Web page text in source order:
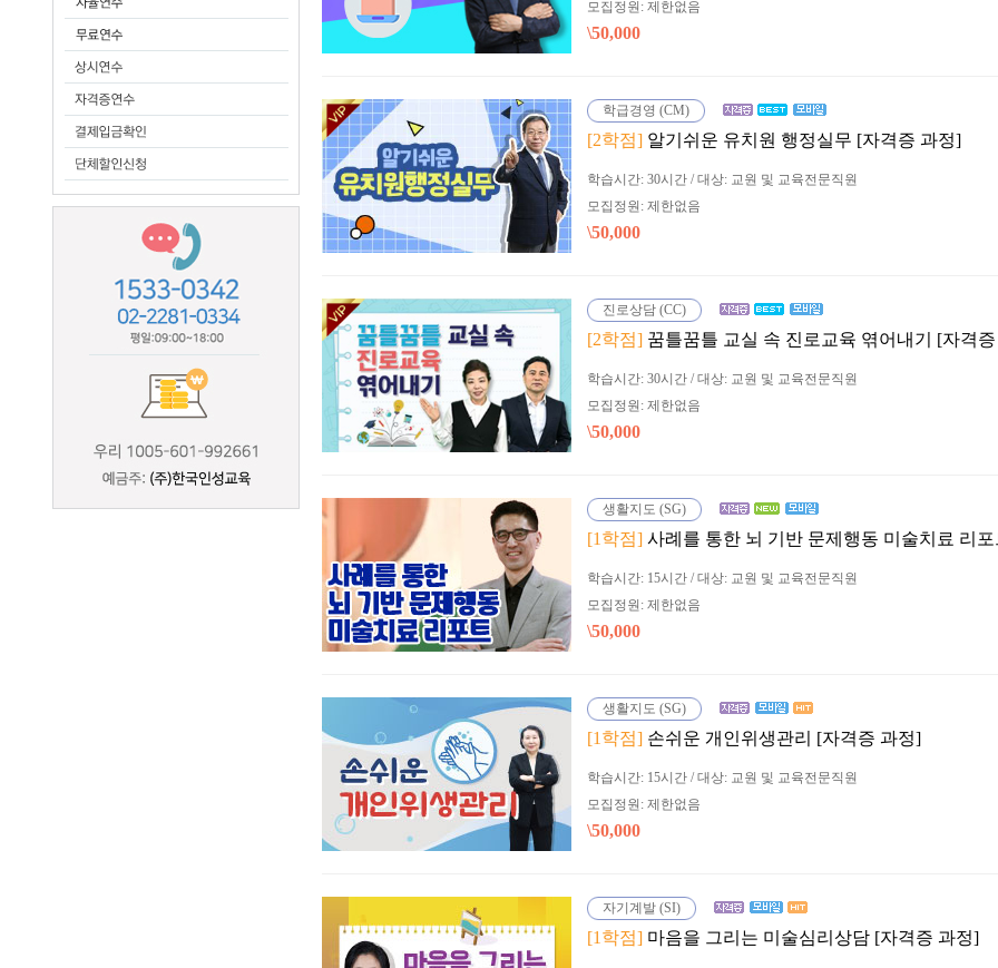
모집정원: 제한없음
\50,000
학급경영 (CM)
[2학점] 알기쉬운 유치원 행정실무 [자격증 과정]
학습시간: 30시간 / 대상: 교원 및 교육전문직원
모집정원: 제한없음
\50,000
진로상담 (CC)
[2학점] 꿈틀꿈틀 교실 속 진로교육 엮어내기 [자격
학습시간: 30시간 / 대상: 교원 및 교육전문직원
모집정원: 제한없음
\50,000
생활지도 (SG)
[1학점] 사례를 통한 뇌 기반 문제행동 미술치료 리
학습시간: 15시간 / 대상: 교원 및 교육전문직원
모집정원: 제한없음
\50,000
생활지도 (SG)
[1학점] 손쉬운 개인위생관리 [자격증 과정]
학습시간: 15시간 / 대상: 교원 및 교육전문직원
모집정원: 제한없음
\50,000
자기계발 (SI)
[1학점] 마음을 그리는 미술심리상담 [자격증 과정]